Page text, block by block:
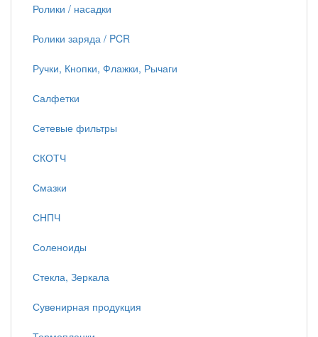
Ролики / насадки
Ролики заряда / PCR
Ручки, Кнопки, Флажки, Рычаги
Салфетки
Сетевые фильтры
СКОТЧ
Смазки
СНПЧ
Соленоиды
Стекла, Зеркала
Сувенирная продукция